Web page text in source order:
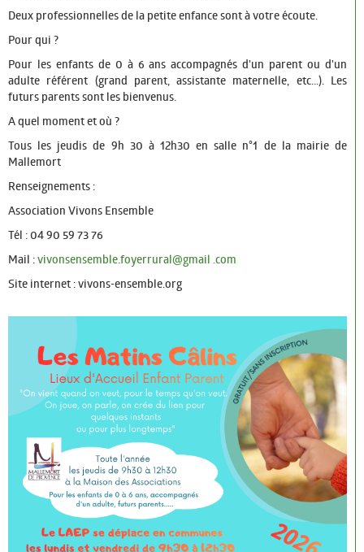
Deux professionnelles de la petite enfance sont à votre écoute.
Pour qui ?
Pour les enfants de 0 à 6 ans accompagnés d'un parent ou d'un
adulte référent (grand parent, assistante maternelle, etc...). Les
futurs parents sont les bienvenus.
A quel moment et où ?
Tous les jeudis de 9h 30 à 12h30 en salle n°1 de la mairie de
Mallemort
Renseignements :
Association Vivons Ensemble
Tél : 04 90 59 73 76
Mail :vivonsensemble.foyerrural@gmail .com
Site internet : vivons-ensemble.org